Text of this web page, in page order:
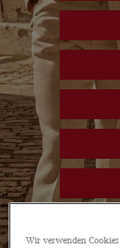
Wir verwenden